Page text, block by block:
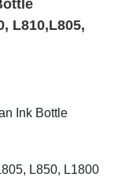
L810,L805,
Ink Bottle
L850, L1800